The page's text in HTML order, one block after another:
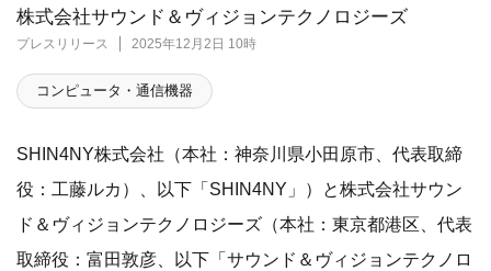
株式会社サウンド＆ヴィジョンテクノロジーズ
プレスリリース 2025年12月2日 10時
コンピュータ・通信機器
SHIN4NY株式会社（本社：神奈川県小田原市、代表取締
役：工藤ルカ）、以下「SHIN4NY」）と株式会社サウン
ド＆ヴィジョンテクノロジーズ（本社：東京都港区、代表
取締役：富田敦彦、以下「サウンド＆ヴィジョンテクノロ